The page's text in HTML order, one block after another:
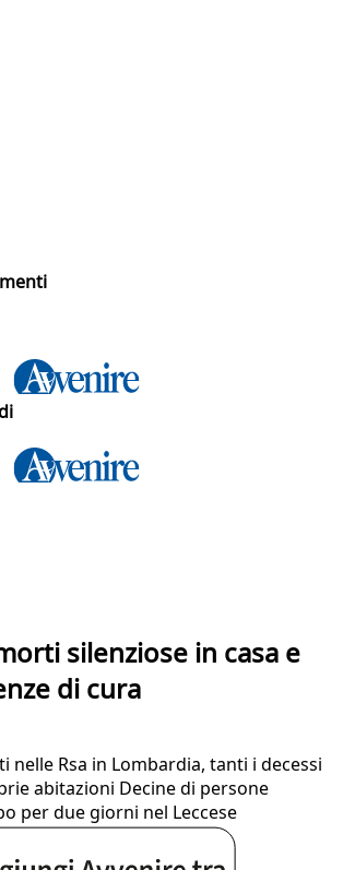
silenziose in casa e
di cura
nelle Rsa in Lombardia, tanti i decessi
abitazioni Decine di persone
per due giorni nel Leccese